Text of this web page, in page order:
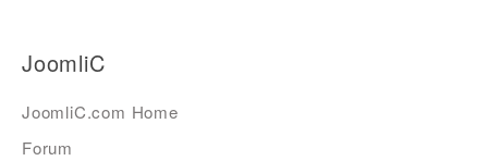
JoomliC
JoomliC.com Home
Forum